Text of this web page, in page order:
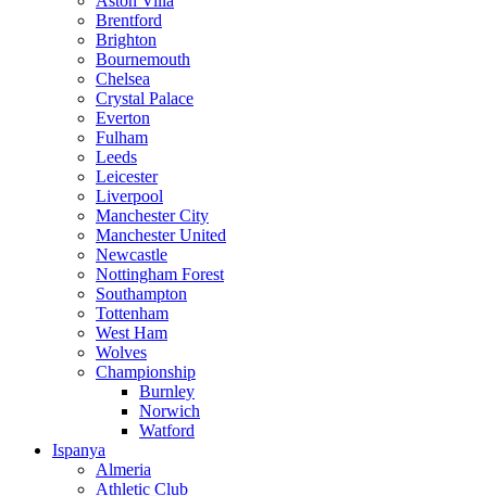
Brentford
Brighton
Bournemouth
Chelsea
Crystal Palace
Everton
Fulham
Leeds
Leicester
Liverpool
Manchester City
Manchester United
Newcastle
Nottingham Forest
Southampton
Tottenham
West Ham
Wolves
Championship
Burnley
Norwich
Watford
Ispanya
Almeria
Athletic Club